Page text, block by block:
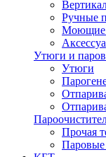
Ручные
Моющие
Утюги и
Утюги
Прочая